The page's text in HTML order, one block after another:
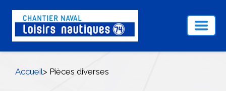
Accueil> Pièces diverses